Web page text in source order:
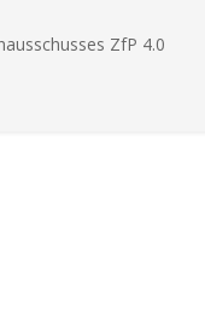
ZfP 4.0